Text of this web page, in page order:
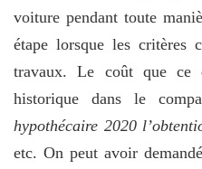
voiture pendant toute
étape lorsque les critères
travaux. Le coût que ce
historique dans le
hypothécaire 2020
etc. On peut avoir